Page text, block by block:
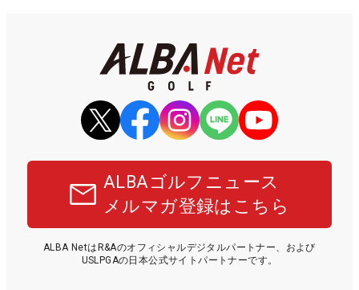
ALBAゴルフニュース
メルマガ登録はこちら
ALBA NetはR&Aのオフィシャルデジタルパートナー、および
USLPGAの日本公式サイトパートナーです。